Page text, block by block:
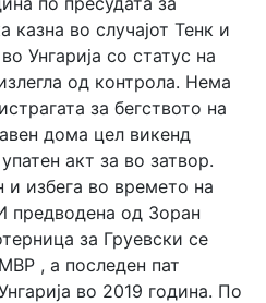
казна во случајот Тенк и
Унгарија со статус на
од контрола. Нема
за бегството на
дома цел викенд
акт за во затвор.
и избега во времето на
од Зоран
за Груевски се
, а последен пат
во 2019 година. По